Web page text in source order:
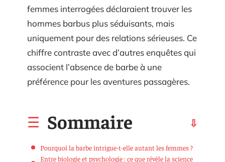
femmes interrogées déclaraient trouver les
hommes barbus plus séduisants, mais
uniquement pour des relations sérieuses. Ce
chiffre contraste avec d’autres enquêtes qui
associent l’absence de barbe à une
préférence pour les aventures passagères.
Sommaire
Pourquoi la barbe intrigue-t-elle autant les femmes ?
Entre biologie et psychologie : ce que révèle la science